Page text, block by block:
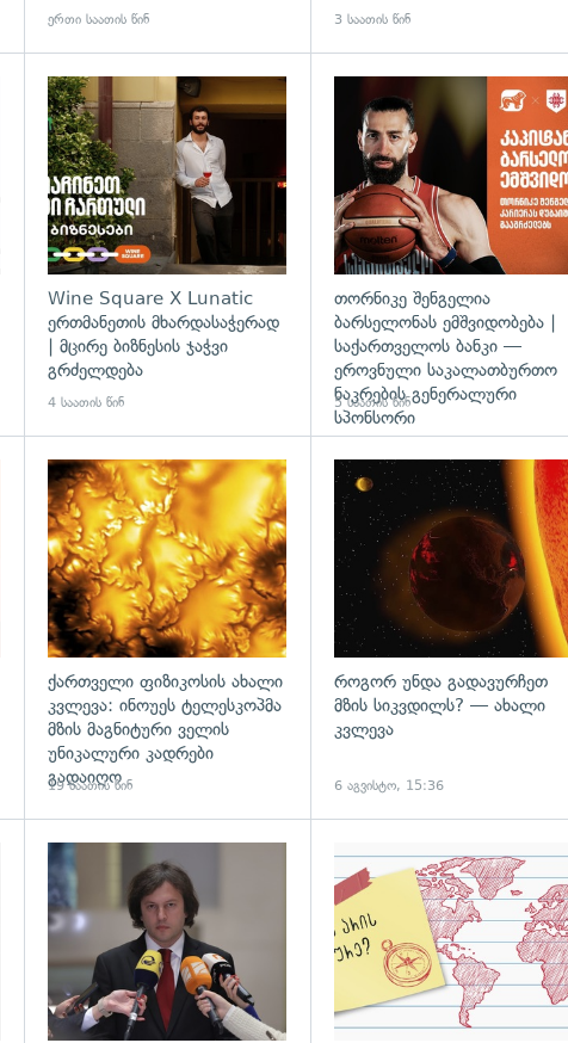
ერთი საათის წინ 3 საათის წინ
გადახედვა
Wine Square X Lunatic
ერთმანეთის მხარდასაჭერად
| მცირე ბიზნესის ჯაჭვი
გრძელდება
4 საათის წინ
თორნიკე შენგელია
ბარსელონას ემშვიდობება |
საქართველოს ბანკი —
ეროვნული საკალათბურთო
ნაკრების გენერალური
სპონსორი
5 საათის წინ
გადახედვა
ქართველი ფიზიკოსის ახალი
კვლევა: ინოუეს ტელესკოპმა
მზის მაგნიტური ველის
უნიკალური კადრები
გადაიღო
19 საათის წინ
როგორ უნდა გადავურჩეთ
მზის სიკვდილს? — ახალი
კვლევა
6 აგვისტო, 15:36
გადახედვა გადახედვა